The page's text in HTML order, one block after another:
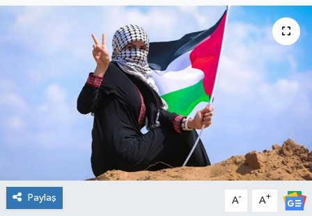
Paylaş A- A+
Güncel
İlim & İrfan
Kültür & Sanat
Sağlık